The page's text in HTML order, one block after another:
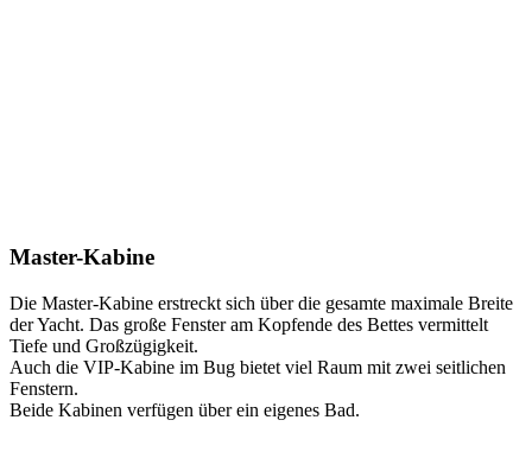
Master-Kabine
Die Master-Kabine erstreckt sich über die gesamte maximale Breite
der Yacht. Das große Fenster am Kopfende des Bettes vermittelt
Tiefe und Großzügigkeit.
Auch die VIP-Kabine im Bug bietet viel Raum mit zwei seitlichen
Fenstern.
Beide Kabinen verfügen über ein eigenes Bad.